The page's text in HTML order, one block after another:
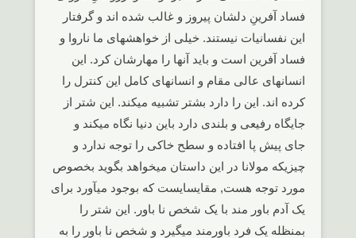
فساد آفرینِ دلشان پیروز و غالب شده اند و گرفتار
این نفسانیات نیستند. خیلی از خواهشهای ما ناروا و
فساد آفرین است و باید آنها را مهارشان کرد. این
انسانهای عالی مقام و انسانهای کامل این کنترل را
کرده اند. این را دارد بشتر تشبیه میکند. این شتر از
جایگاه رفیعی و بلندی دارد باین دنیا نگاه میکند و
جای پیش پا افتاده و سطح خاکی را توجه ندارد و
چیزیکه مولانا در این داستان میخواهد بگوید بخصوص
مورد توجه هست, مقایسایست که بوجود میآورد برای
یک آدم باور مند با یک شخص نا باور. این شتر را
بمنظله یک فرد باورمند میگیرد و شخص نا باور را به